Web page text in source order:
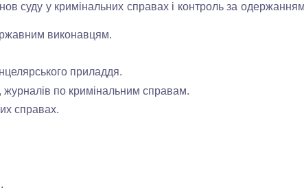
у кримінальних справах і контроль за
виконавцям.
приладдя.
по кримінальним справам.
справах.